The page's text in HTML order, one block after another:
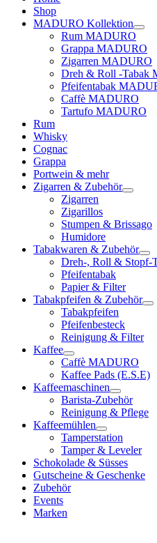
Shop
MADURO Kollektion
Rum MADURO
Grappa MADURO
Zigarren MADURO
Dreh & Roll -Tabak
Pfeifentabak
Caffè MADURO
Tartufo MADURO
Rum
Whisky
Cognac
Grappa
Portwein & mehr
Zigarren & Zubehör
Zigarren
Zigarillos
Stumpen & Brissago
Humidore
Tabakwaren & Zubehör
Dreh-, Roll & Stopf-
Pfeifentabak
Papier & Filter
Tabakpfeifen & Zubehör
Tabakpfeifen
Pfeifenbesteck
Reinigung & Filter
Kaffee
Caffè MADURO
Kaffee Pads (E.S.E)
Kaffeemaschinen
Barista-Zubehör
Reinigung & Pflege
Kaffeemühlen
Tamperstation
Tamper & Leveler
Schokolade & Süsses
Gutscheine & Geschenke
Zubehör
Events
Marken